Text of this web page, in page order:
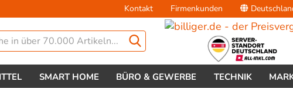
Kontakt Firmenkunden
Lieferland
SMART HOME BÜRO & GEWERBE TECHNIK